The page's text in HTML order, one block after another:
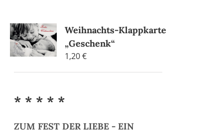
Weihnachts-Klappkarte
„Geschenk“
1,20€
* * * * *
ZUM FEST DER LIEBE - EIN